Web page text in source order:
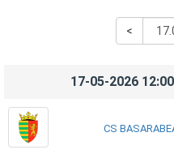
<
17-05-2026 12:00
CS